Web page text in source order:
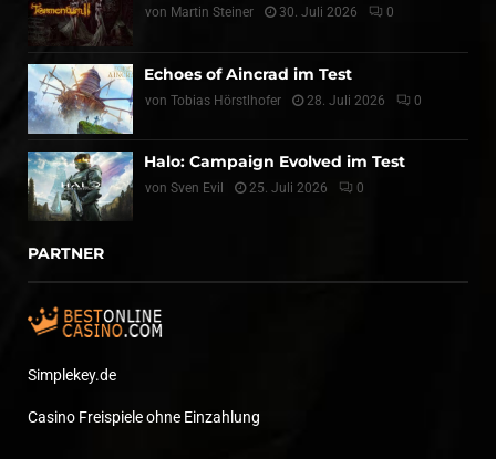
von Martin Steiner 30. Juli 2026 0
Echoes of Aincrad im Test
von Tobias Hörstlhofer 28. Juli 2026 0
Halo: Campaign Evolved im Test
von Sven Evil 25. Juli 2026 0
PARTNER
Simplekey.de
Casino Freispiele ohne Einzahlung